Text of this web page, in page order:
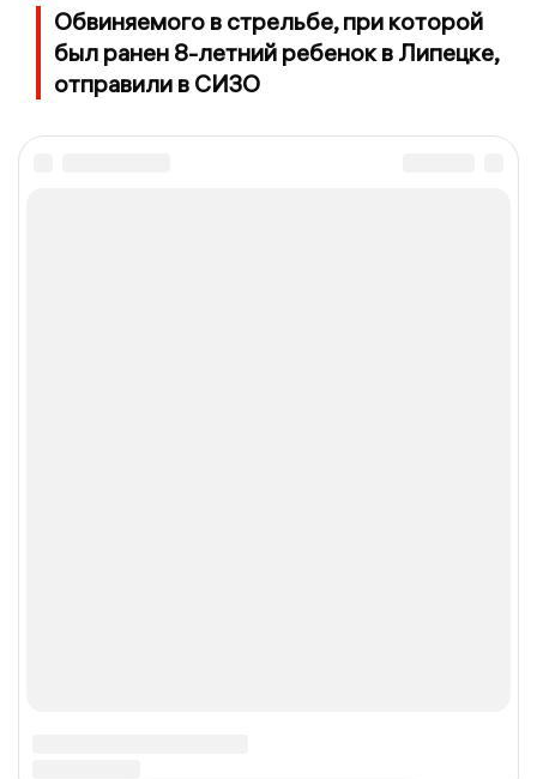
Обвиняемого в стрельбе, при которой
был ранен 8-летний ребенок в Липецке,
отправили в СИЗО